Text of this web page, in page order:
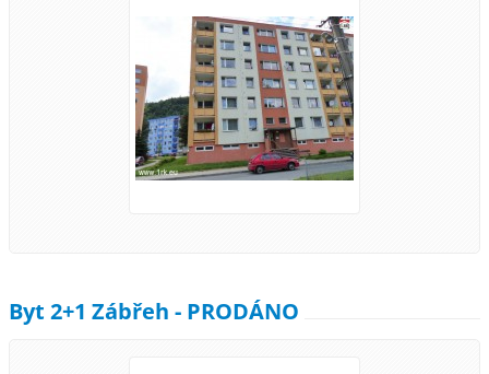
Byt 2+1 Zábřeh - PRODÁNO